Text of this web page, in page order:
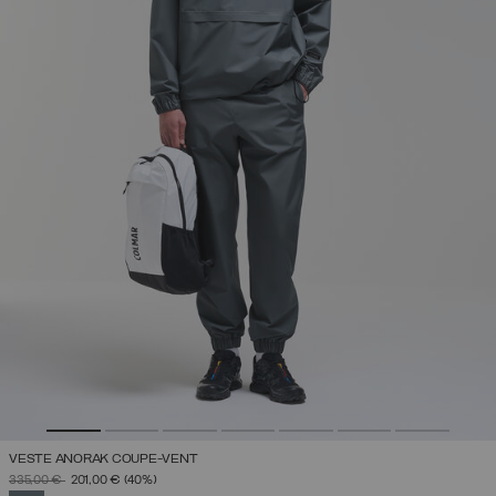
VESTE ANORAK COUPE-VENT
PRIX RÉDUIT DE
335,00 €À201,00 € (40%)